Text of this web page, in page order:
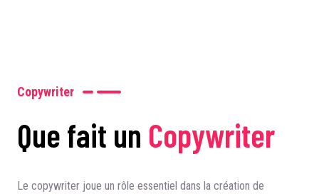
Copywriter
Que fait un Copywriter
Le copywriter joue un rôle essentiel dans la création de